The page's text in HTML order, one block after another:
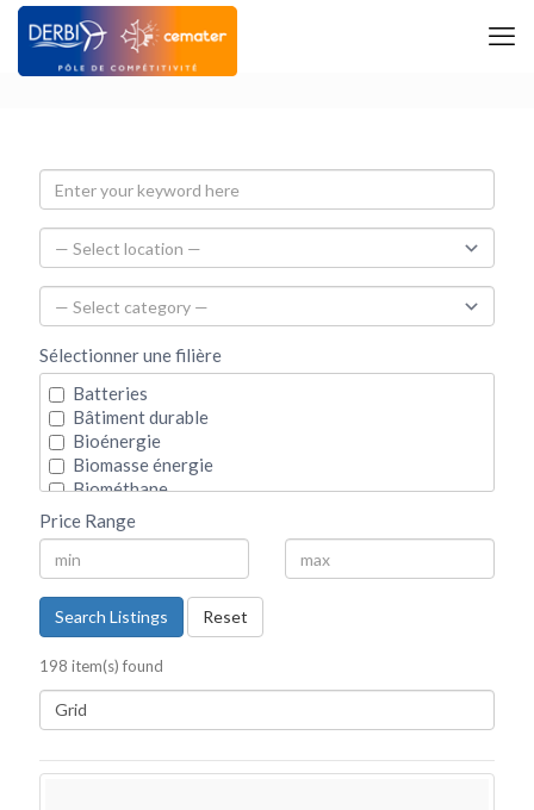
Sélectionner une filière
Batteries
Bâtiment durable
Bioénergie
Biomasse énergie
Biométhane
Biotechnologie
Bois Energie
BTP
Cloud Cyber Sécurité
Contrôle commande
Déchets industriels
Développement durable
Editeur de logiciels IA
Efficacité énergétique
Electronique de puissance
Price Range
Search Listings Reset
198 item(s) found